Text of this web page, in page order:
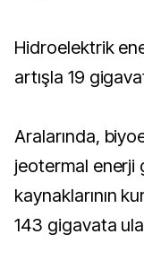
Hidroelektrik
artışla 19
Aralarında,
jeotermal enerji
kaynaklarının
143 gigavata